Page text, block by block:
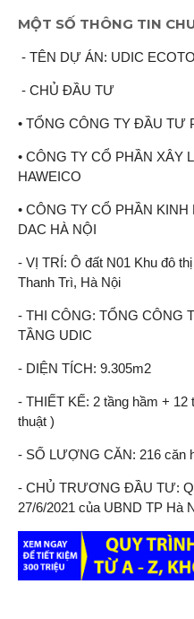
MỘT SỐ THÔNG TIN
- TÊN DỰ ÁN: UDIC
- CHỦ ĐẦU TƯ
• TỔNG CÔNG TY ĐẦU TƯ
• CÔNG TY CỔ PHẦN XÂY
HAWEICO
• CÔNG TY CỔ PHẦN
DAC HÀ NỘI
- VỊ TRÍ: Ô đất N01 Khu đô
Thanh Trì, Hà Nội
- THI CÔNG: TỔNG CÔNG
TẦNG UDIC
- DIỆN TÍCH: 9.305m2
- THIẾT KẾ: 2 tầng hầm +
thuật )
- SỐ LƯỢNG CĂN: 216 căn
- CHỦ TRƯƠNG ĐẦU TƯ:
27/6/2021 của UBND TP Hà